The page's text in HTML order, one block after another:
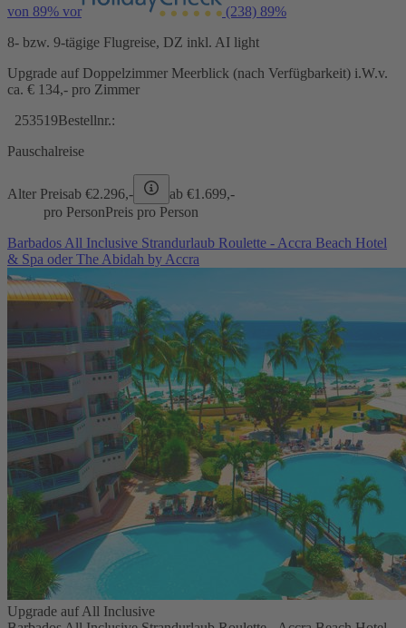
von 89% vor (238) 89%
8- bzw. 9-tägige Flugreise, DZ inkl. AI light
Upgrade auf Doppelzimmer Meerblick (nach Verfügbarkeit) i.W.v.
ca. € 134,- pro Zimmer
253519Bestellnr.:
Pauschalreise
Alter Preisab €2.296,- ab €1.699,-
pro PersonPreis pro Person
Barbados All Inclusive Strandurlaub Roulette - Accra Beach Hotel
& Spa oder The Abidah by Accra
Upgrade auf All Inclusive